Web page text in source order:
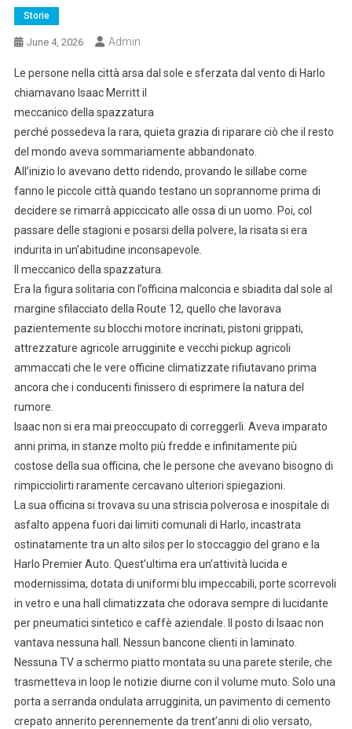
Storie
June 4, 2026 Admin
Le persone nella città arsa dal sole e sferzata dal vento di Harlo
chiamavano Isaac Merritt il
meccanico della spazzatura
perché possedeva la rara, quieta grazia di riparare ciò che il resto
del mondo aveva sommariamente abbandonato.
All’inizio lo avevano detto ridendo, provando le sillabe come
fanno le piccole città quando testano un soprannome prima di
decidere se rimarrà appiccicato alle ossa di un uomo. Poi, col
passare delle stagioni e posarsi della polvere, la risata si era
indurita in un’abitudine inconsapevole.
Il meccanico della spazzatura.
Era la figura solitaria con l’officina malconcia e sbiadita dal sole al
margine sfilacciato della Route 12, quello che lavorava
pazientemente su blocchi motore incrinati, pistoni grippati,
attrezzature agricole arrugginite e vecchi pickup agricoli
ammaccati che le vere officine climatizzate rifiutavano prima
ancora che i conducenti finissero di esprimere la natura del
rumore.
Isaac non si era mai preoccupato di correggerli. Aveva imparato
anni prima, in stanze molto più fredde e infinitamente più
costose della sua officina, che le persone che avevano bisogno di
rimpicciolirti raramente cercavano ulteriori spiegazioni.
La sua officina si trovava su una striscia polverosa e inospitale di
asfalto appena fuori dai limiti comunali di Harlo, incastrata
ostinatamente tra un alto silos per lo stoccaggio del grano e la
Harlo Premier Auto. Quest’ultima era un’attività lucida e
modernissima, dotata di uniformi blu impeccabili, porte scorrevoli
in vetro e una hall climatizzata che odorava sempre di lucidante
per pneumatici sintetico e caffè aziendale. Il posto di Isaac non
vantava nessuna hall. Nessun bancone clienti in laminato.
Nessuna TV a schermo piatto montata su una parete sterile, che
trasmetteva in loop le notizie diurne con il volume muto. Solo una
porta a serranda ondulata arrugginita, un pavimento di cemento
crepato annerito perennemente da trent’anni di olio versato,